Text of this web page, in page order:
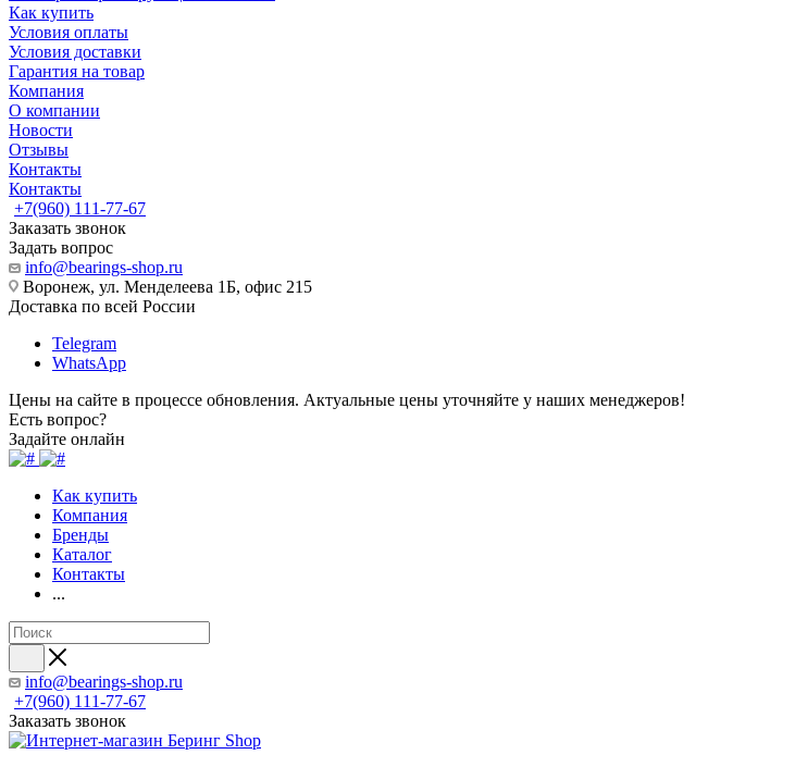
Как купить
Условия оплаты
Условия доставки
Гарантия на товар
Компания
О компании
Новости
Отзывы
Контакты
Контакты
+7(960) 111-77-67
Заказать звонок
Задать вопрос
info@bearings-shop.ru
Воронеж, ул. Менделеева 1Б, офис 215
Доставка по всей России
Telegram
WhatsApp
Цены на сайте в процессе обновления. Актуальные цены уточняйте у наших менеджеров!
Есть вопрос?
Задайте онлайн
Как купить
Компания
Бренды
Каталог
Контакты
...
info@bearings-shop.ru
+7(960) 111-77-67
Заказать звонок